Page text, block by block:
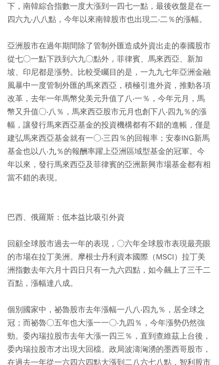
下，南韓綜合指數一度大漲到一四七一點，最後收盤是在一
四六九‧八八點，今年以來南韓股市也出現二‧二％的漲幅。
亞洲股市在過年期間除了管制外匯造成外資出走的泰國股市
從七○一點下跌到六九○點外，菲律賓、馬來西亞、新加
坡、印尼都是漲勢。比較受矚目的是，一九九七年亞洲金融
風暴中一度管制外匯的馬來西亞，積極引進外資，推動各項
改革，去年一年馬幣兌美元升值了八‧一％，今年元月，馬
幣又升值○‧八％，馬來西亞股市元月也創下八‧四九％的漲
幅，讓發行馬來西亞基金的投資機構都有不錯的進帳，僅是
建弘馬來西亞基金就有一○‧三四％的回報率；安泰ING新馬
基金也以八‧九％的報酬率躍上亞洲區域型基金的冠軍。今
年以來，發行馬來西亞及菲律賓的亞洲新興市場基金都有相
當不錯的表現。
巴西、俄羅斯：低本益比吸引外資
回顧全球股市過去一年的表現，○六年全球股市表現最亮眼
的市場在拉丁美洲。摩根士丹利資本國際（MSCI）拉丁美
洲指數去年六月十四日只有一九六四點，如今飆上了三千二
百點，漲幅達八成。
個別國家中，祕魯股市去年漲幅一八八‧四九％，居全球之
冠；而祕魯○五年也大漲一一○‧九四％，今年漲勢仍然強
勁。委內瑞拉股市去年大漲一四三％，直到查維茲上台後，
委內瑞拉股市才出現大回檔。政局波濤洶湧的墨西哥股市，
在過去一年從一六四六四點大漲到二八六七八點，智利股市